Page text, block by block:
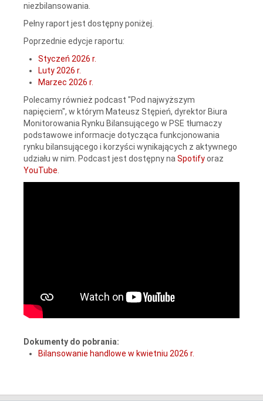
niezbilansowania.
Pełny raport jest dostępny poniżej.
Poprzednie edycje raportu:
Styczeń 2026 r.
Luty 2026 r.
Marzec 2026 r.
Polecamy również podcast "Pod najwyższym
napięciem", w którym Mateusz Stępień, dyrektor Biura
Monitorowania Rynku Bilansującego w PSE tłumaczy
podstawowe informacje dotycząca funkcjonowania
rynku bilansującego i korzyści wynikających z aktywnego
udziału w nim. Podcast jest dostępny na Spotifyoraz
YouTube
Dokumenty do pobrania:
Bilansowanie handlowe w kwietniu 2026 r.